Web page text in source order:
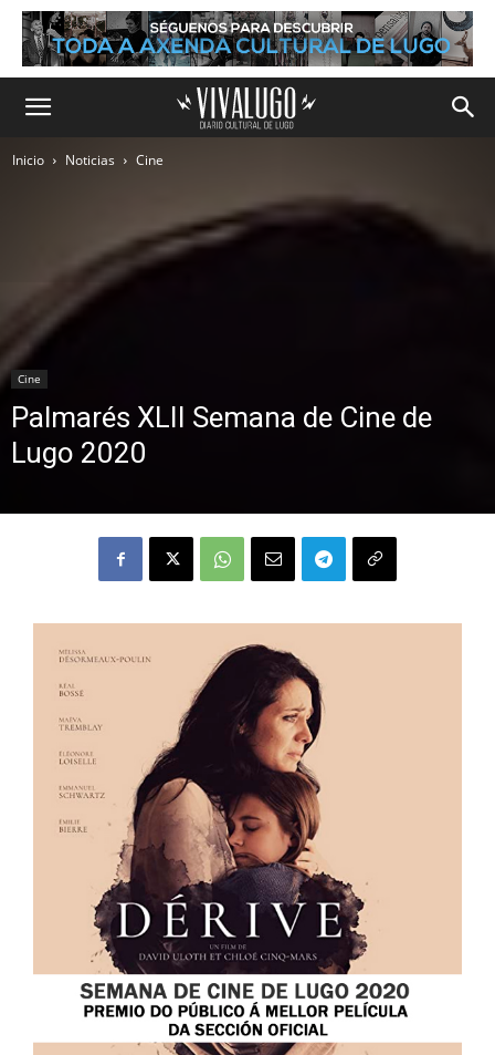
Inicio Noticias Cine
Cine
Palmarés XLII Semana de Cine de
Lugo 2020